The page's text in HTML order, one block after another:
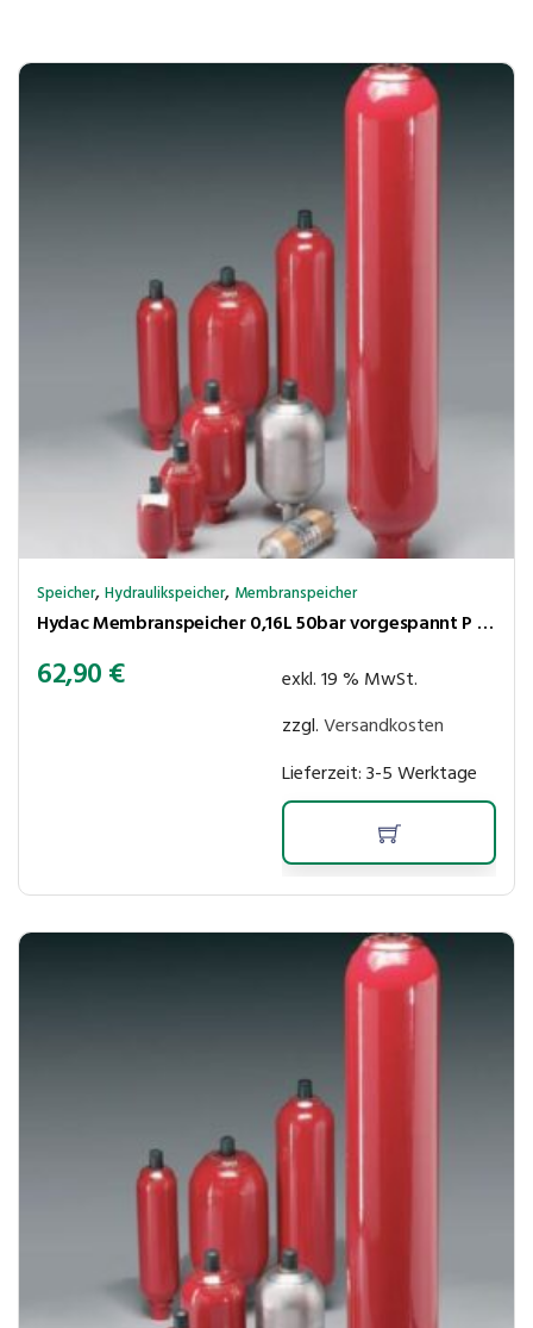
Speicher,Hydraulikspeicher, Membranspeicher
Hydac Membranspeicher 0,16L 50bar vorgespannt P max. 210 bar,Ölanschluss G1/2″ Innengew.
62,90€
exkl. 19 % MwSt.
zzgl.Versandkosten
Lieferzeit:3-5 Werktage